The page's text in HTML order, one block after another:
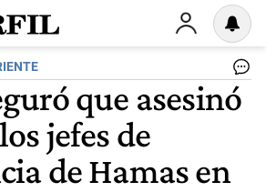
que asesinó
jefes de
de Hamas en